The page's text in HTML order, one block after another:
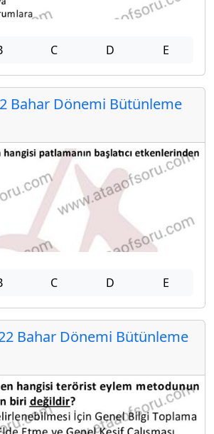
C D E
Bahar Dönemi Bütünleme
C D E
Bahar Dönemi Bütünleme